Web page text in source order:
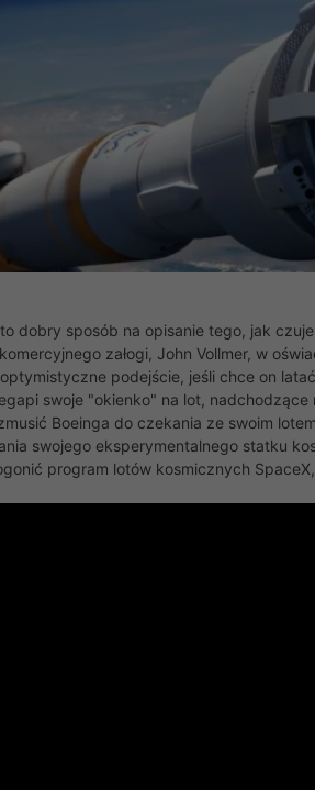
dobry sposób na opisanie tego, jak
załogi, John Vollmer, w
podejście, jeśli chce on
swoje "okienko" na lot, nadchodzące
Boeinga do czekania ze swoim
swojego eksperymentalnego statku
program lotów kosmicznych